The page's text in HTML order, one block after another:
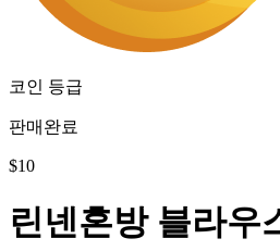
코인 등급
판매완료
$10
린넨혼방 블라우